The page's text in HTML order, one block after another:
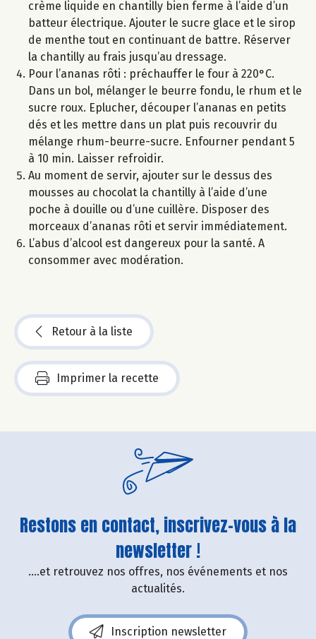
crème liquide en chantilly bien ferme à l’aide d’un
batteur électrique. Ajouter le sucre glace et le sirop
de menthe tout en continuant de battre. Réserver
la chantilly au frais jusqu’au dressage.
Pour l’ananas rôti : préchauffer le four à 220°C.
Dans un bol, mélanger le beurre fondu, le rhum et le
sucre roux. Eplucher, découper l’ananas en petits
dés et les mettre dans un plat puis recouvrir du
mélange rhum-beurre-sucre. Enfourner pendant 5
à 10 min. Laisser refroidir.
Au moment de servir, ajouter sur le dessus des
mousses au chocolat la chantilly à l’aide d’une
poche à douille ou d’une cuillère. Disposer des
morceaux d’ananas rôti et servir immédiatement.
L’abus d’alcool est dangereux pour la santé. A
consommer avec modération.
Retour à la liste
Imprimer la recette
Restons en contact, inscrivez-vous à la
newsletter !
....et retrouvez nos offres, nos événements et nos
actualités.
Inscription newsletter